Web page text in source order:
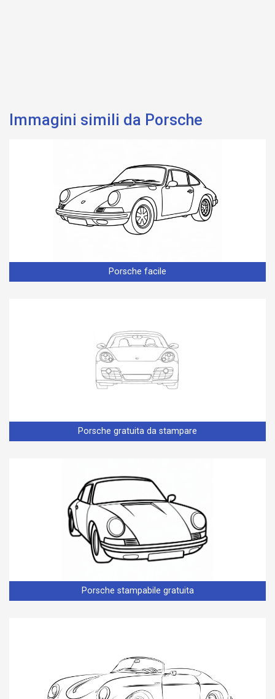
Immagini simili da Porsche
Porsche facile
Porsche gratuita da stampare
Porsche stampabile gratuita